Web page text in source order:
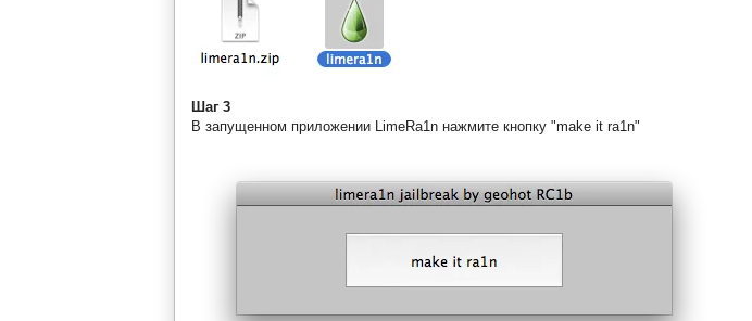
Шаг 3
В запущенном приложении LimeRa1n нажмите кнопку "make it ra1n"